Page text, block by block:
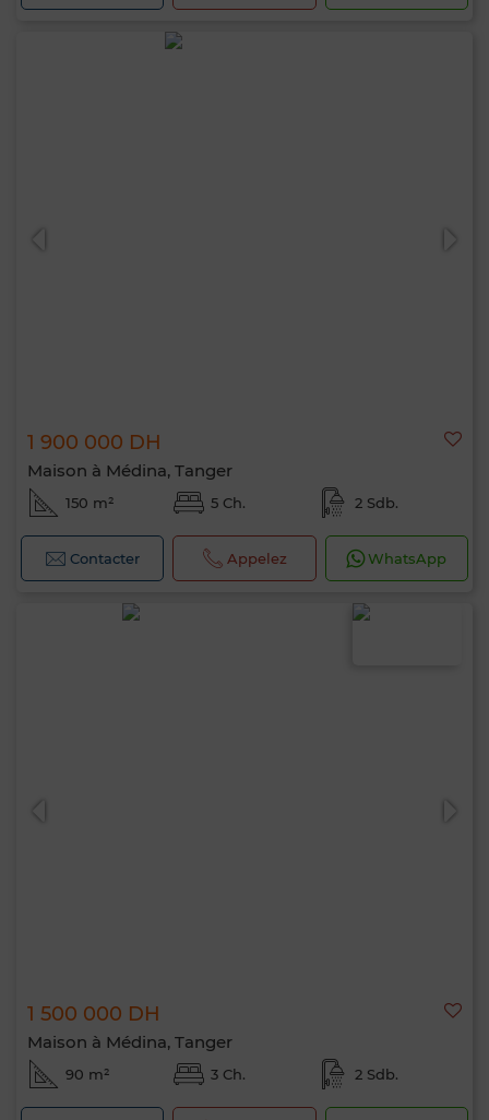
1 900 000 DH
Maison à Médina, Tanger
150 m² 5 Ch. 2 Sdb.
Contacter Appelez WhatsApp
1 500 000 DH
Maison à Médina, Tanger
90 m² 3 Ch. 2 Sdb.